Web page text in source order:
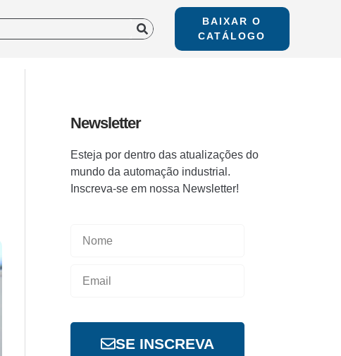
BAIXAR O
CATÁLOGO
Newsletter
Esteja por dentro das atualizações do
mundo da automação industrial.
Inscreva-se em nossa Newsletter!
SE INSCREVA